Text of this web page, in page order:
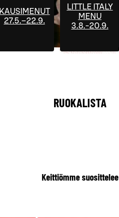
KAUSIMENUT
27.5.–22.9.
LITTLE ITALY
MENU
3.8.-20.9.
RUOKALISTA
Keittiömme suosittelee